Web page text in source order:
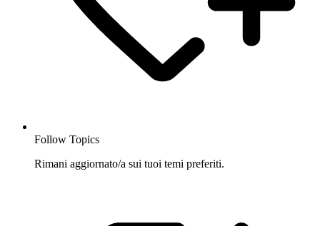
Follow Topics
Rimani aggiornato/a sui tuoi temi preferiti.